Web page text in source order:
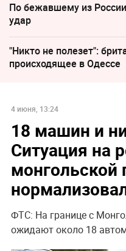
По бежавшему из
удар
"Никто не полезет":
происходящее в Одессе
4 июня, 13:24
18 машин и
Ситуация на
монгольской
ФТС: На границе с
ожидают около 18